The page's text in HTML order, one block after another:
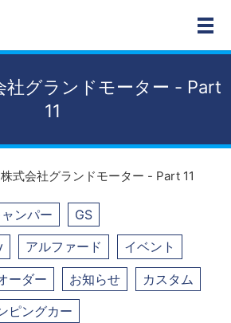
社グランドモーター - Part
11
式会社グランドモーター - Part 11
ンパー GS
アルファード イベント
ーダー お知らせ カスタム
ピングカー